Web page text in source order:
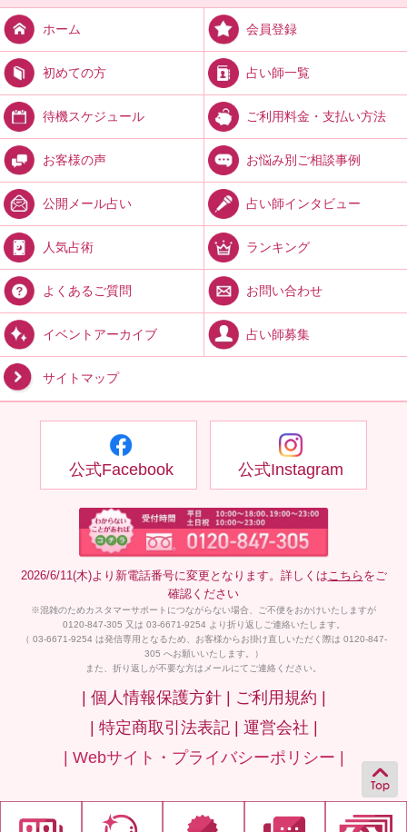
ホーム 会員登録
初めての方 占い師一覧
待機スケジュール ご利用料金・支払い方法
お客様の声 お悩み別ご相談事例
公開メール占い 占い師インタビュー
人気占術 ランキング
よくあるご質問 お問い合わせ
イベントアーカイブ 占い師募集
サイトマップ
公式Facebook 公式Instagram
2026/6/11(木)より新電話番号に変更となります。詳しくは こちら をご
確認ください
※混雑のためカスタマーサポートにつながらない場合、ご不便をおかけいたしますが
0120-847-305 又は 03-6671-9254 より折り返しご連絡いたします。
（ 03-6671-9254 は発信専用となるため、お客様からお掛け直しいただく際は 0120-847-
305 へお願いいたします。）
また、折り返しが不要な方はメールにてご連絡ください。
| 個人情報保護方針 | ご利用規約 |
| 特定商取引法表記 | 運営会社 |
| Webサイト・プライバシーポリシー |